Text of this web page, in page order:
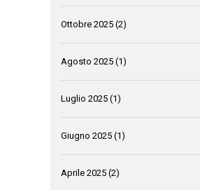
Ottobre 2025 (2)
Agosto 2025 (1)
Luglio 2025 (1)
Giugno 2025 (1)
Aprile 2025 (2)